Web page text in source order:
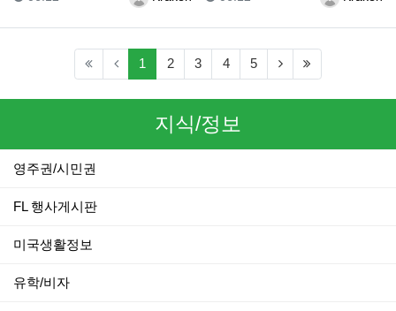
1 (current)
2 3 4 5 (next)
지식/정보
영주권/시민권
FL 행사게시판
미국생활정보
유학/비자